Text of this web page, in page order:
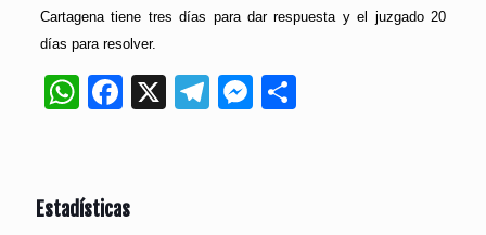
Cartagena tiene tres días para dar respuesta y el juzgado 20
días para resolver.
WhatsApp
Facebook
X Telegram
Messenger
Estadísticas